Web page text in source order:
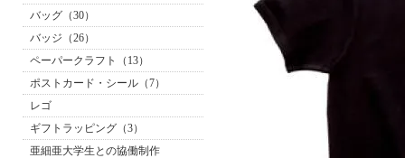
バッグ（30）
バッジ（26）
ペーパークラフト（13）
ポストカード・シール（7）
レゴ
ギフトラッピング（3）
亜細亜大学生との協働制作